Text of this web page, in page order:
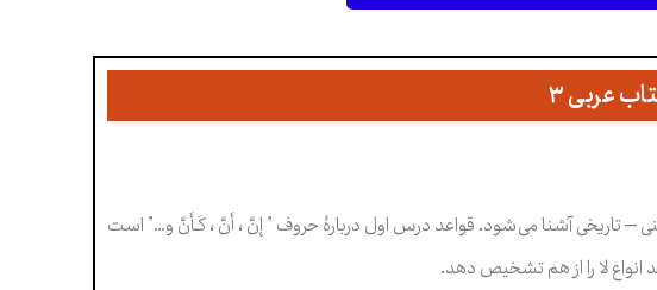
عربی ۳
تاريخی آشنا می شود. قواعد درس اول دربارۀ حروف ”إنَّ ، أَنَّ ، کَـأَنَّ و…” است
لا را از هم تشخيص دهد.